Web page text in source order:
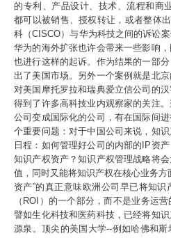
的专利、产品设计、技术、流程和商
都可以被销售、授权转让，或者整体
科（CISCO）与华为科技之间的诉讼
华为的海外扩张也许会带来一些影响
也进行这样的起诉。作为结果的一部
出了美国市场。另外一个案例就是北
对美国摩托罗拉和瑞典爱立信公司的
得到了许多高科技业内观察家的关注
公司变成国际化的公司，有在国际间
个重要问题：对于中国公司来说，知
日程：如何管理好公司的内部的IP资
知识产权资产？知识产权管理战略将
值，同时又能将知识产权在核心业务
资产”的真正意味欧洲公司早已将知
（ROI）的一个部分，而不是业务运
譬如生化科技和医药科技，已经将知
源泉。顶尖的美国大学--例如哈佛和